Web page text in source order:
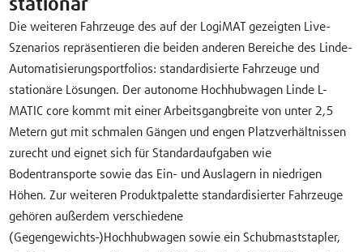
stationär
Die weiteren Fahrzeuge des auf der LogiMAT gezeigten Live-
Szenarios repräsentieren die beiden anderen Bereiche des Linde-
Automatisierungsportfolios: standardisierte Fahrzeuge und
stationäre Lösungen. Der autonome Hochhubwagen Linde L-
MATIC core kommt mit einer Arbeitsgangbreite von unter 2,5
Metern gut mit schmalen Gängen und engen Platzverhältnissen
zurecht und eignet sich für Standardaufgaben wie
Bodentransporte sowie das Ein- und Auslagern in niedrigen
Höhen. Zur weiteren Produktpalette standardisierter Fahrzeuge
gehören außerdem verschiedene
(Gegengewichts-)Hochhubwagen sowie ein Schubmaststapler,